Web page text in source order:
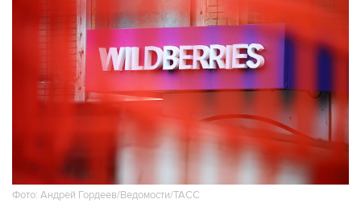
Фото: Андрей Гордеев/Ведомости/ТАСС